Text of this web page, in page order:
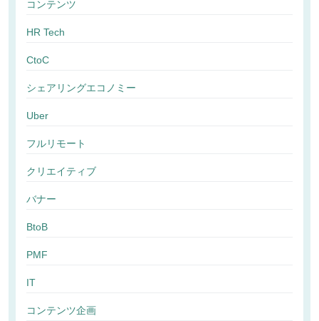
コンテンツ
HR Tech
CtoC
シェアリングエコノミー
Uber
フルリモート
クリエイティブ
バナー
BtoB
PMF
IT
コンテンツ企画